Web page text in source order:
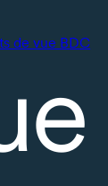
de vue BDC